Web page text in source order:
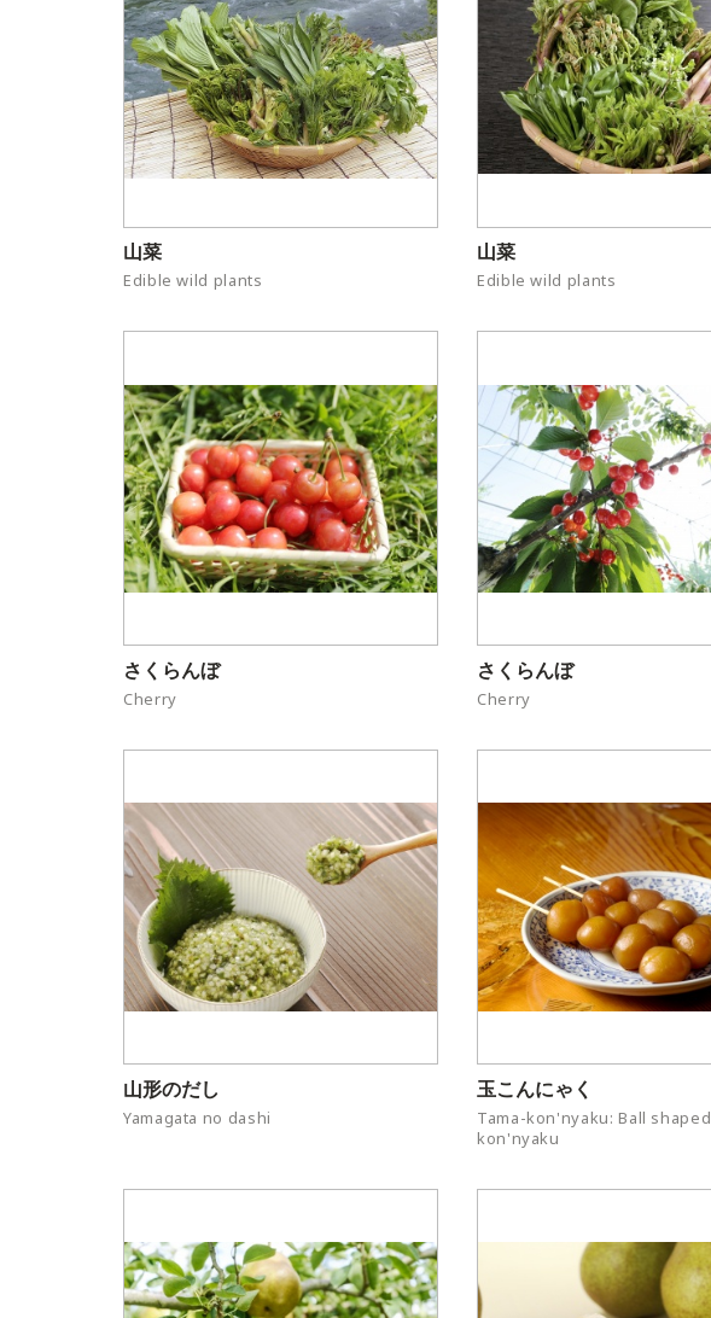
山菜
Edible wild plants
山菜
Edible wild plants
さくらんぼ
Cherry
さくらんぼ
Cherry
山形のだし
Yamagata no dashi
玉こんにゃく
Tama-kon'nyaku: Ball shaped
kon'nyaku